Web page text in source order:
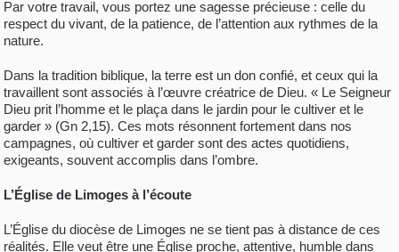
Par votre travail, vous portez une sagesse précieuse : celle du
respect du vivant, de la patience, de l’attention aux rythmes de la
nature.
Dans la tradition biblique, la terre est un don confié, et ceux qui la
travaillent sont associés à l’œuvre créatrice de Dieu. « Le Seigneur
Dieu prit l’homme et le plaça dans le jardin pour le cultiver et le
garder » (Gn 2,15). Ces mots résonnent fortement dans nos
campagnes, où cultiver et garder sont des actes quotidiens,
exigeants, souvent accomplis dans l’ombre.
L’Église de Limoges à l’écoute
L’Église du diocèse de Limoges ne se tient pas à distance de ces
réalités. Elle veut être une Église proche, attentive, humble dans